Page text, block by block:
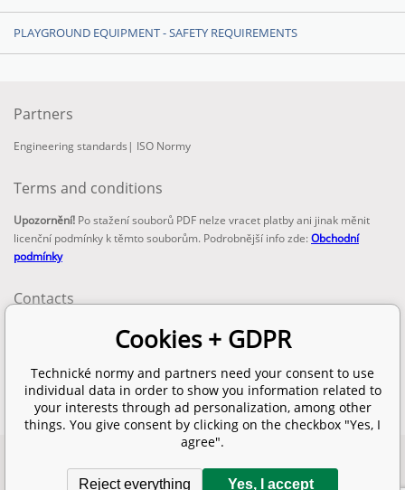
PLAYGROUND EQUIPMENT - SAFETY REQUIREMENTS
Partners
Engineering standards | ISO Normy
Terms and conditions
Upozornění! Po stažení souborů PDF nelze vracet platby ani jinak měnit
licenční podmínky k těmto souborům. Podrobnější info zde:Obchodní
podmínky
Contacts
info@technickenormy.cz
obchod@technickenormy.cz
Telefon:
+420 377 387 684
Cookies + GDPR
Technické normy and partners need your consent to use
individual data in order to show you information related to
your interests through ad personalization, among other
things. You give consent by clicking on the checkbox "Yes, I
agree".
Reject everything Yes, I accept